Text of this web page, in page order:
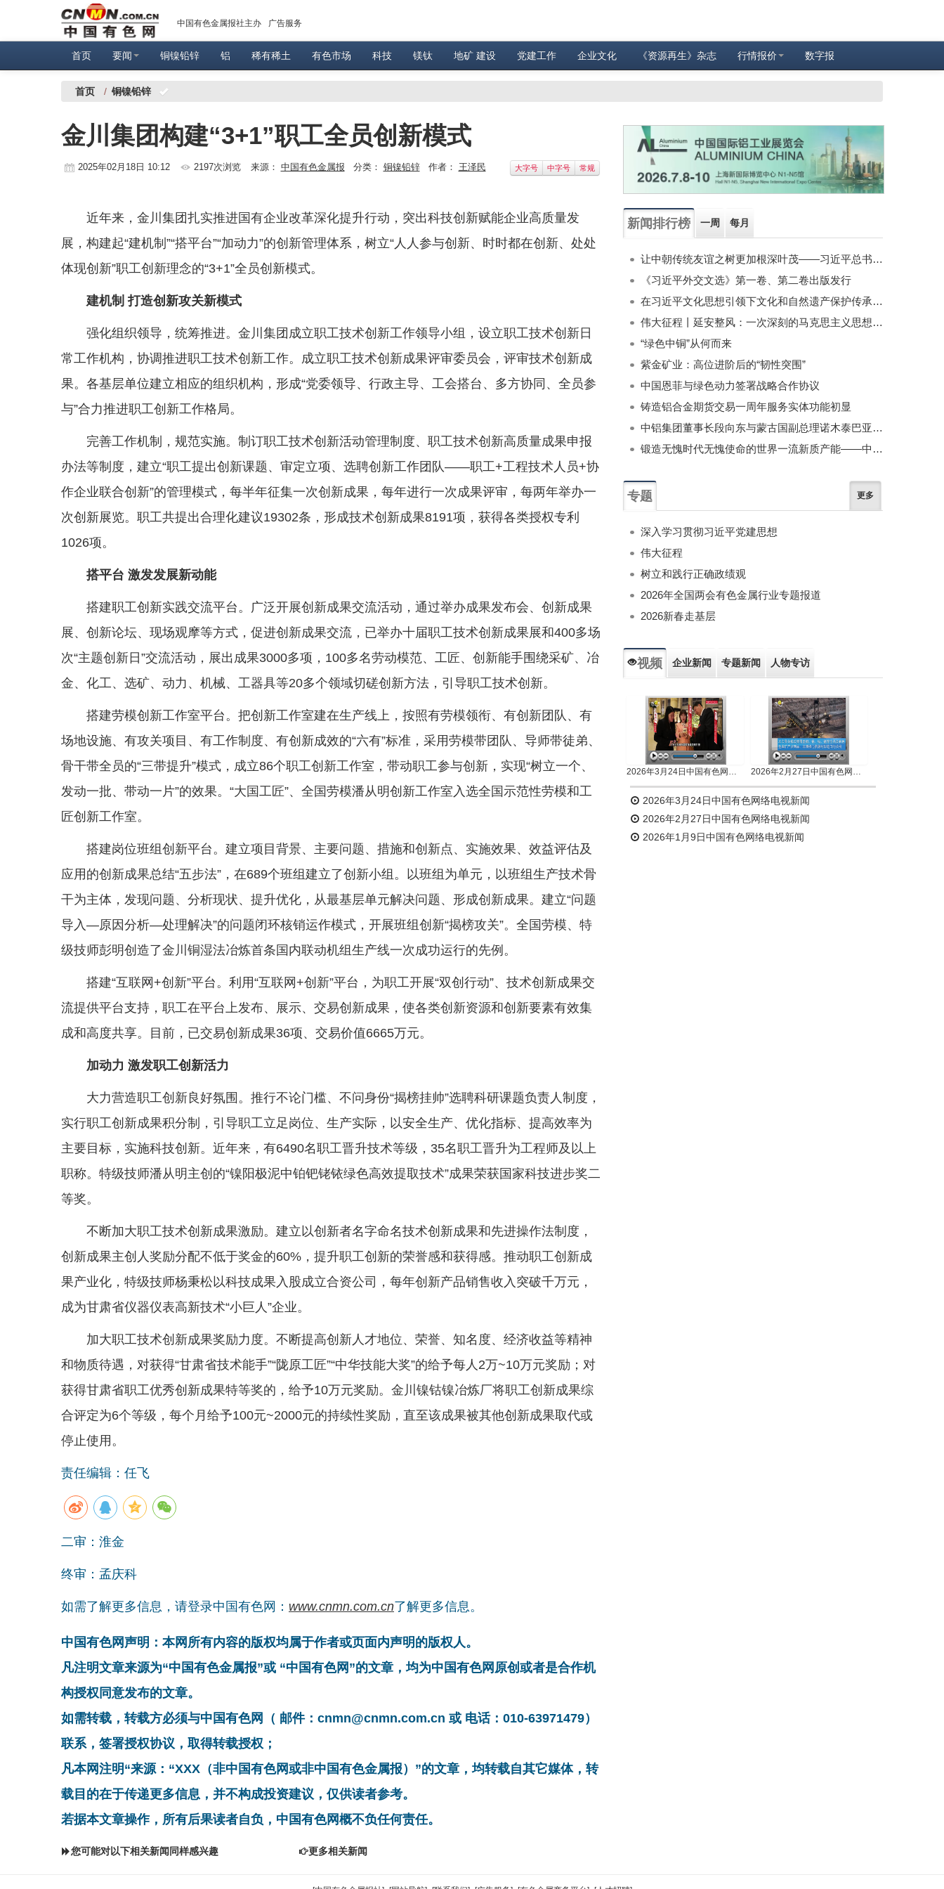
中国有色金属报社主办 广告服务
首页 要闻 铜镍铅锌 铝 稀有稀土 有色市场 科技 镁钛 地矿 建设 党建工作 企业文化 《资源再生》杂志 行情报价 数字报
首页 / 铜镍铅锌
金川集团构建“3+1”职工全员创新模式
2025年02月18日 10:12 2197次浏览 来源： 中国有色金属报 分类： 铜镍铅锌作者： 王泽民 大字号 中字号 常规
近年来，金川集团扎实推进国有企业改革深化提升行动，突出科技创新赋能企业高质量发
展，构建起“建机制”“搭平台”“加动力”的创新管理体系，树立“人人参与创新、时时都在创新、处处
体现创新”职工创新理念的“3+1”全员创新模式。
建机制 打造创新攻关新模式
强化组织领导，统筹推进。金川集团成立职工技术创新工作领导小组，设立职工技术创新日
常工作机构，协调推进职工技术创新工作。成立职工技术创新成果评审委员会，评审技术创新成
果。各基层单位建立相应的组织机构，形成“党委领导、行政主导、工会搭台、多方协同、全员参
与”合力推进职工创新工作格局。
完善工作机制，规范实施。制订职工技术创新活动管理制度、职工技术创新高质量成果申报
办法等制度，建立“职工提出创新课题、审定立项、选聘创新工作团队——职工+工程技术人员+协
作企业联合创新”的管理模式，每半年征集一次创新成果，每年进行一次成果评审，每两年举办一
次创新展览。职工共提出合理化建议19302条，形成技术创新成果8191项，获得各类授权专利
1026项。
搭平台 激发发展新动能
搭建职工创新实践交流平台。广泛开展创新成果交流活动，通过举办成果发布会、创新成果
展、创新论坛、现场观摩等方式，促进创新成果交流，已举办十届职工技术创新成果展和400多场
次“主题创新日”交流活动，展出成果3000多项，100多名劳动模范、工匠、创新能手围绕采矿、冶
金、化工、选矿、动力、机械、工器具等20多个领域切磋创新方法，引导职工技术创新。
搭建劳模创新工作室平台。把创新工作室建在生产线上，按照有劳模领衔、有创新团队、有
场地设施、有攻关项目、有工作制度、有创新成效的“六有”标准，采用劳模带团队、导师带徒弟、
骨干带全员的“三带提升”模式，成立86个职工创新工作室，带动职工参与创新，实现“树立一个、
发动一批、带动一片”的效果。“大国工匠”、全国劳模潘从明创新工作室入选全国示范性劳模和工
匠创新工作室。
搭建岗位班组创新平台。建立项目背景、主要问题、措施和创新点、实施效果、效益评估及
应用的创新成果总结“五步法”，在689个班组建立了创新小组。以班组为单元，以班组生产技术骨
干为主体，发现问题、分析现状、提升优化，从最基层单元解决问题、形成创新成果。建立“问题
导入—原因分析—处理解决”的问题闭环核销运作模式，开展班组创新“揭榜攻关”。全国劳模、特
级技师彭明创造了金川铜湿法冶炼首条国内联动机组生产线一次成功运行的先例。
搭建“互联网+创新”平台。利用“互联网+创新”平台，为职工开展“双创行动”、技术创新成果交
流提供平台支持，职工在平台上发布、展示、交易创新成果，使各类创新资源和创新要素有效集
成和高度共享。目前，已交易创新成果36项、交易价值6665万元。
加动力 激发职工创新活力
大力营造职工创新良好氛围。推行不论门槛、不问身份“揭榜挂帅”选聘科研课题负责人制度，
实行职工创新成果积分制，引导职工立足岗位、生产实际，以安全生产、优化指标、提高效率为
主要目标，实施科技创新。近年来，有6490名职工晋升技术等级，35名职工晋升为工程师及以上
职称。特级技师潘从明主创的“镍阳极泥中铂钯铑铱绿色高效提取技术”成果荣获国家科技进步奖二
等奖。
不断加大职工技术创新成果激励。建立以创新者名字命名技术创新成果和先进操作法制度，
创新成果主创人奖励分配不低于奖金的60%，提升职工创新的荣誉感和获得感。推动职工创新成
果产业化，特级技师杨秉松以科技成果入股成立合资公司，每年创新产品销售收入突破千万元，
成为甘肃省仪器仪表高新技术“小巨人”企业。
加大职工技术创新成果奖励力度。不断提高创新人才地位、荣誉、知名度、经济收益等精神
和物质待遇，对获得“甘肃省技术能手”“陇原工匠”“中华技能大奖”的给予每人2万~10万元奖励；对
获得甘肃省职工优秀创新成果特等奖的，给予10万元奖励。金川镍钴镍冶炼厂将职工创新成果综
合评定为6个等级，每个月给予100元~2000元的持续性奖励，直至该成果被其他创新成果取代或
停止使用。
责任编辑：任飞
二审：淮金
终审：孟庆科
如需了解更多信息，请登录中国有色网： www.cnmn.com.cn了解更多信息。
中国有色网声明：本网所有内容的版权均属于作者或页面内声明的版权人。
凡注明文章来源为“中国有色金属报”或 “中国有色网”的文章，均为中国有色网原创或者是合作机
构授权同意发布的文章。
如需转载，转载方必须与中国有色网（ 邮件：cnmn@cnmn.com.cn 或 电话：010-63971479）
联系，签署授权协议，取得转载授权；
凡本网注明“来源：“XXX（非中国有色网或非中国有色金属报）”的文章，均转载自其它媒体，转
载目的在于传递更多信息，并不构成投资建议，仅供读者参考。
若据本文章操作，所有后果读者自负，中国有色网概不负任何责任。
您可能对以下相关新闻同样感兴趣 更多相关新闻
新闻排行榜 一周 每月
让中朝传统友谊之树更加根深叶茂——习近平总书记对朝鲜进行国事访问纪实
《习近平外交文选》第一卷、第二卷出版发行
在习近平文化思想引领下文化和自然遗产保护传承利用工作开创新局面
伟大征程丨延安整风：一次深刻的马克思主义思想教育运动
“绿色中铜”从何而来
紫金矿业：高位进阶后的“韧性突围”
中国恩菲与绿色动力签署战略合作协议
铸造铝合金期货交易一周年服务实体功能初显
中铝集团董事长段向东与蒙古国副总理诺木泰巴亚尔举行会谈
锻造无愧时代无愧使命的世界一流新质产能——中国有色金属工业的战略应对与破局之道（二）
专题 更多
深入学习贯彻习近平党建思想
伟大征程
树立和践行正确政绩观
2026年全国两会有色金属行业专题报道
2026新春走基层
视频 企业新闻 专题新闻 人物专访
2026年3月24日中国有色网络电视新闻 2026年2月27日中国有色网络电视新闻
2026年3月24日中国有色网络电视新闻
2026年2月27日中国有色网络电视新闻
2026年1月9日中国有色网络电视新闻